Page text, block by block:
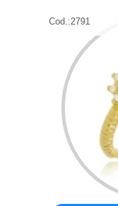
Cod.:2791